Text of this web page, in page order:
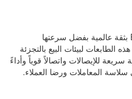
تحظى طابعات نقاط البيع من Epson بثقة عالمية بفضل سرعتها
لبيئات البيع بالتجزئة
للإيصالات واتصالاً قوياً وأداءً
المعاملات ورضا العملاء.